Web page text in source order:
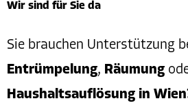
Wir sind für Sie da
Sie brauchen Unterstützung
Entrümpelung, Räumung
Haushaltsauflösung in